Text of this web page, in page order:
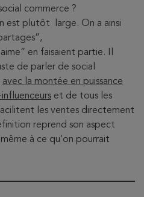
commerce ?
est plutôt large. On a ainsi
en faisaient partie. Il
de parler de social
avec la montée en puissance
et de tous les
les ventes directement
reprend son aspect
à ce qu’on pourrait